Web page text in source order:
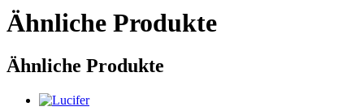
Ähnliche Produkte
Ähnliche Produkte